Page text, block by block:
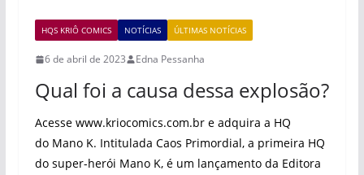
HQS KRIÔ COMICS NOTÍCIAS ÚLTIMAS NOTÍCIAS
6 de abril de 2023 Edna Pessanha
Qual foi a causa dessa explosão?
Acesse www.kriocomics.com.br e adquira a HQ
do Mano K. Intitulada Caos Primordial, a primeira HQ
do super-herói Mano K, é um lançamento da Editora